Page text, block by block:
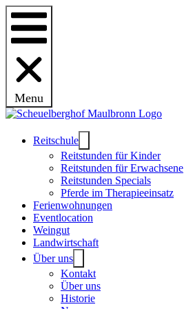
Menu
Reitschule
Reitstunden für Kinder
Reitstunden für Erwachsene
Reitstunden Specials
Pferde im Therapieeinsatz
Ferienwohnungen
Eventlocation
Weingut
Landwirtschaft
Über uns
Kontakt
Über uns
Historie